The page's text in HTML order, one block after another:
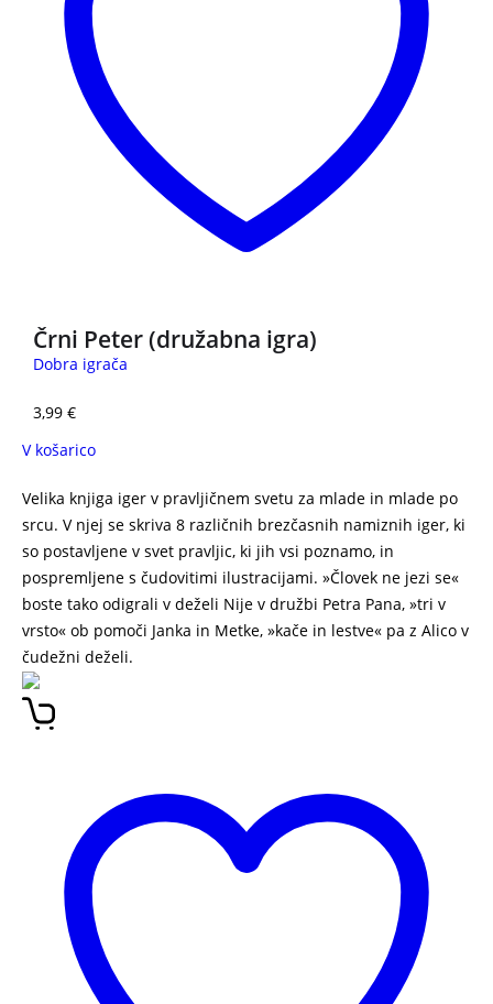
Črni Peter (družabna igra)
Dobra igrača
3,99 €
V košarico
Velika knjiga iger v pravljičnem svetu za mlade in mlade po
srcu. V njej se skriva 8 različnih brezčasnih namiznih iger, ki
so postavljene v svet pravljic, ki jih vsi poznamo, in
pospremljene s čudovitimi ilustracijami. »Človek ne jezi se«
boste tako odigrali v deželi Nije v družbi Petra Pana, »tri v
vrsto« ob pomoči Janka in Metke, »kače in lestve« pa z Alico v
čudežni deželi.